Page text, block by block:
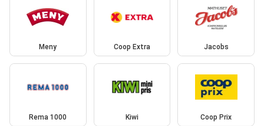
Meny Coop Extra Jacobs
Rema 1000 Kiwi Coop Prix